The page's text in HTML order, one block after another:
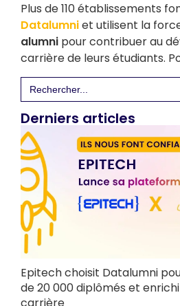
Plus de 110 établissements
Datalumniet utilisent la
alumni pour contribuer au
carrière de leurs étudiants.
Search
for:
Derniers articles
Epitech choisit Datalumni
de 20 000 diplômés et
carrière